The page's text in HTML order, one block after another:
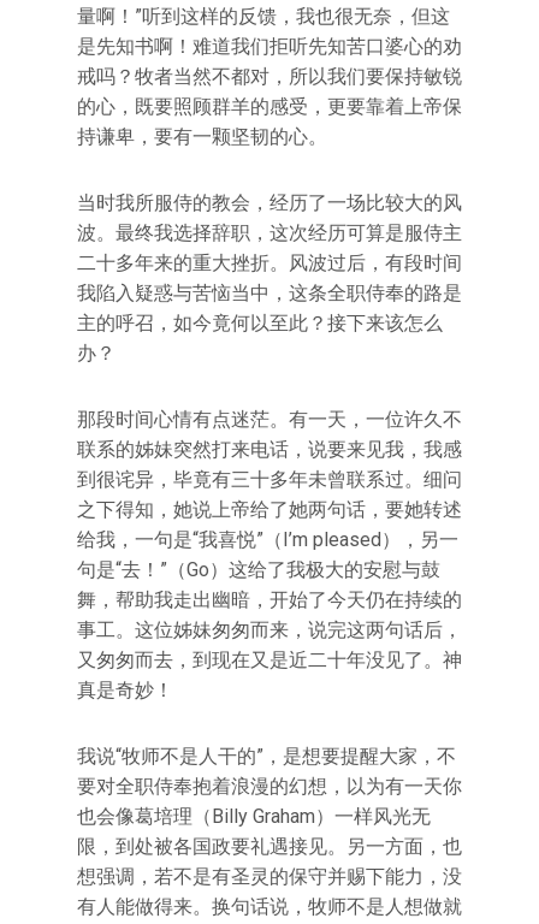
量啊！”听到这样的反馈，我也很无奈，但这
是先知书啊！难道我们拒听先知苦口婆心的劝
戒吗？牧者当然不都对，所以我们要保持敏锐
的心，既要照顾群羊的感受，更要靠着上帝保
持谦卑，要有一颗坚韧的心。
当时我所服侍的教会，经历了一场比较大的风
波。最终我选择辞职，这次经历可算是服侍主
二十多年来的重大挫折。风波过后，有段时间
我陷入疑惑与苦恼当中，这条全职侍奉的路是
主的呼召，如今竟何以至此？接下来该怎么
办？
那段时间心情有点迷茫。有一天，一位许久不
联系的姊妹突然打来电话，说要来见我，我感
到很诧异，毕竟有三十多年未曾联系过。细问
之下得知，她说上帝给了她两句话，要她转述
给我，一句是“我喜悦”（I’m pleased），另一
句是“去！”（Go）这给了我极大的安慰与鼓
舞，帮助我走出幽暗，开始了今天仍在持续的
事工。这位姊妹匆匆而来，说完这两句话后，
又匆匆而去，到现在又是近二十年没见了。神
真是奇妙！
我说“牧师不是人干的”，是想要提醒大家，不
要对全职侍奉抱着浪漫的幻想，以为有一天你
也会像葛培理（Billy Graham）一样风光无
限，到处被各国政要礼遇接见。另一方面，也
想强调，若不是有圣灵的保守并赐下能力，没
有人能做得来。换句话说，牧师不是人想做就